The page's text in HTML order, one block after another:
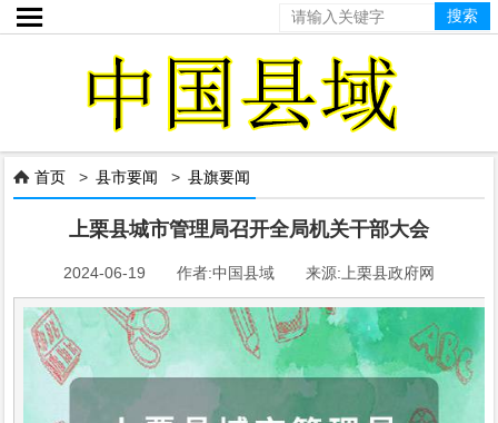

 首页 >县市要闻 >县旗要闻
上栗县城市管理局召开全局机关干部大会
2024-06-19 作者:中国县域 来源:上栗县政府网